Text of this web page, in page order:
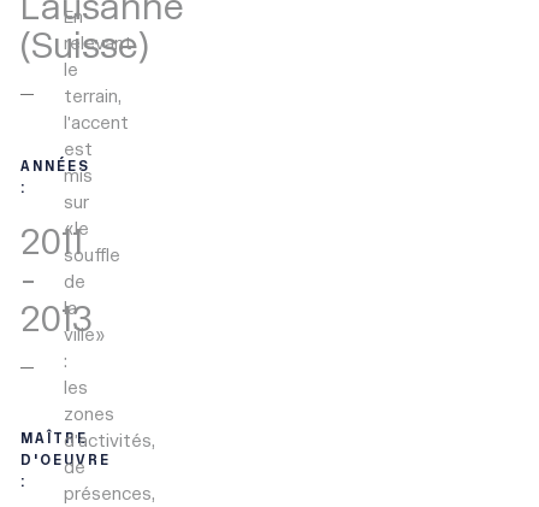
(Suisse)
ANNÉES
:
2011
-
2013
MAÎTRE
D'OEUVRE
:
En
relevant
le
terrain,
l’accent
est
mis
sur
«le
souffle
de
la
ville»
:
les
zones
d’activités,
de
présences,